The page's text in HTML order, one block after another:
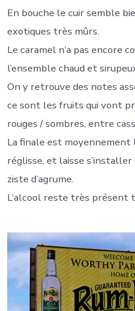
En bouche le cuir semble
exotiques très mûrs.
Le caramel n’a pas encore
l’ensemble chaud et
On y retrouve des notes
ce sont les fruits qui vont
rouges / sombres, entre
La finale est moyennement
réglisse, et laisse
ziste d’agrume.
L’alcool reste très présent